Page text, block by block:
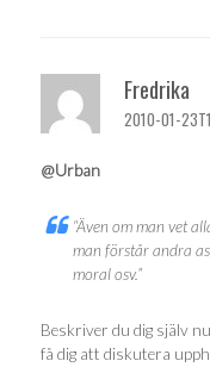
Fredrika
2010-01-
@Urban
“Även om man vet
man förstår andra
moral osv.”
Beskriver du dig själv
få dig att diskutera